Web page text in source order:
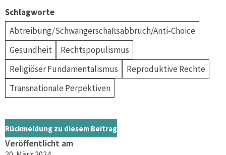
Schlagworte
Abtreibung/Schwangerschaftsabbruch/Anti-Choice
Gesundheit
Rechtspopulismus
Religiöser Fundamentalismus
Reproduktive Rechte
Transnationale Perpektiven
Rückmeldung zu diesem Beitrag
Veröffentlicht am